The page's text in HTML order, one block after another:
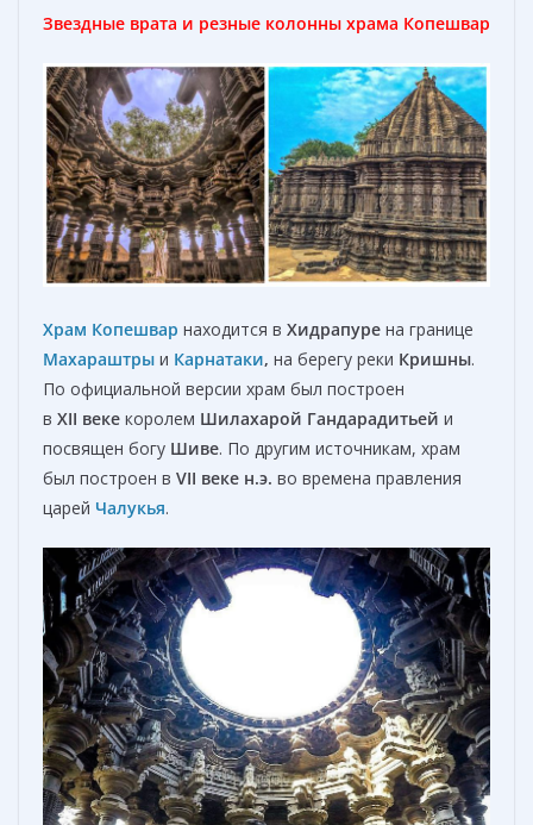
Звездные врата и резные колонны храма Копешвар
Храм Копешвар находится в Хидрапуре на границе
Махараштры и Карнатаки, на берегу реки Кришны.
По официальной версии храм был построен
в XII веке королем Шилахарой Гандарадитьей и
посвящен богу Шиве. По другим источникам, храм
был построен в VII веке н.э. во времена правления
царей Чалукья.